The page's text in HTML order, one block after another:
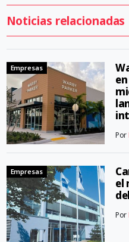
Noticias relacionadas
Empresas
Por
Empresas
el
Por